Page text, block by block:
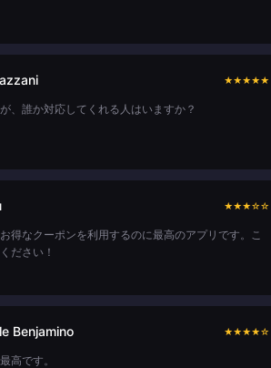
★★★★★
、誰か対応してくれる人はいますか？
★★★☆☆
得なクーポンを利用するのに最高のアプリです。こ
ださい！
Benjamino ★★★★☆
高です。